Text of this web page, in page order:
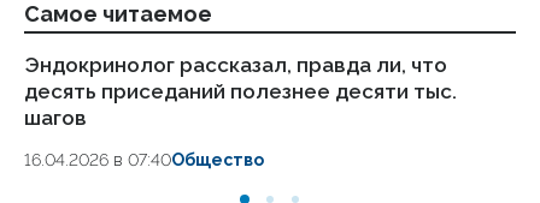
Самое читаемое
Эндокринолог рассказал, правда ли, что
десять приседаний полезнее десяти тыс.
шагов
16.04.2026 в 07:40Общество